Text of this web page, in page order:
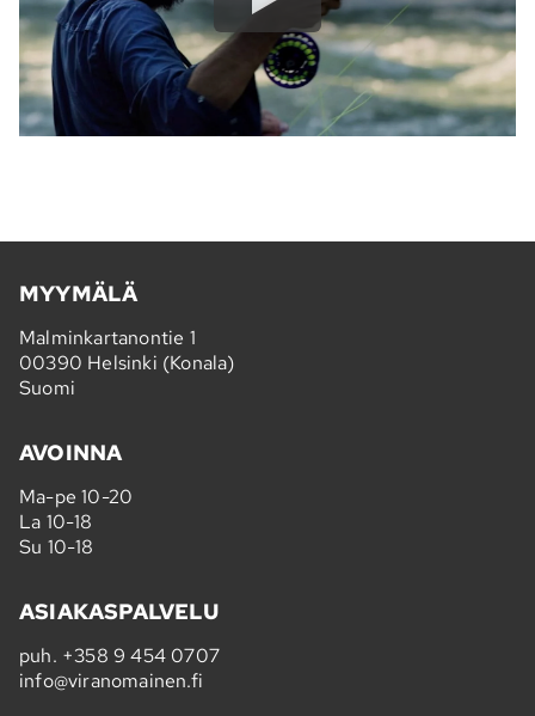
MYYMÄLÄ
Malminkartanontie 1
00390 Helsinki (Konala)
Suomi
AVOINNA
Ma-pe 10-20
La 10-18
Su 10-18
ASIAKASPALVELU
puh. +358 9 454 0707
info@viranomainen.fi